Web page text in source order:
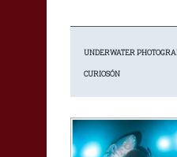
UNDERWATER
CURIOSÓN